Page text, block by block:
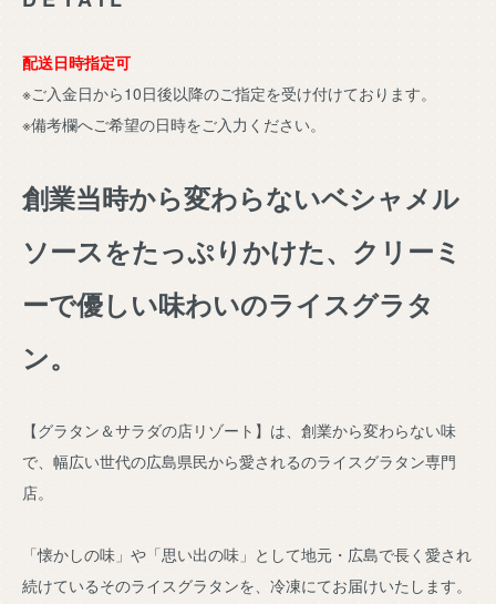
配送日時指定可
※ご入金日から10日後以降のご指定を受け付けております。
※備考欄へご希望の日時をご入力ください。
創業当時から変わらないベシャメル
ソースをたっぷりかけた、クリーミ
ーで優しい味わいのライスグラタ
ン。
【グラタン＆サラダの店リゾート】は、創業から変わらない味
で、幅広い世代の広島県民から愛されるのライスグラタン専門
店。
「懐かしの味」や「思い出の味」として地元・広島で長く愛され
続けているそのライスグラタンを、冷凍にてお届けいたします。